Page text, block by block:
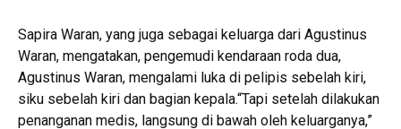
Sapira Waran, yang juga sebagai keluarga dari Agustinus
Waran, mengatakan, pengemudi kendaraan roda dua,
Agustinus Waran, mengalami luka di pelipis sebelah kiri,
siku sebelah kiri dan bagian kepala.“Tapi setelah dilakukan
penanganan medis, langsung di bawah oleh keluarganya,”